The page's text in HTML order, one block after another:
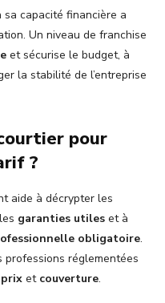
sa capacité financière a
Un niveau de franchise
et sécurise le budget, à
la stabilité de l’entreprise
pour
?
aide à décrypter les
garanties utiles et à
obligatoire.
professions réglementées
prix et couverture.